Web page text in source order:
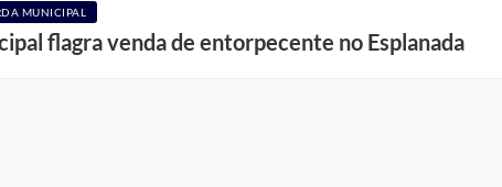
MUNICIPAL
flagra venda de entorpecente no Esplanada